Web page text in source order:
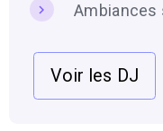
Ambiances
Voir les DJ